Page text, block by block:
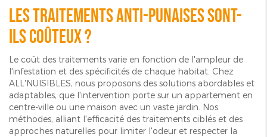
Les traitements anti-punaises sont-
ils coûteux ?
Le coût des traitements varie en fonction de l'ampleur de
l'infestation et des spécificités de chaque habitat. Chez
ALL'NUISIBLES, nous proposons des solutions abordables et
adaptables, que l'intervention porte sur un appartement en
centre-ville ou une maison avec un vaste jardin. Nos
méthodes, alliant l'efficacité des traitements ciblés et des
approches naturelles pour limiter l'odeur et respecter la